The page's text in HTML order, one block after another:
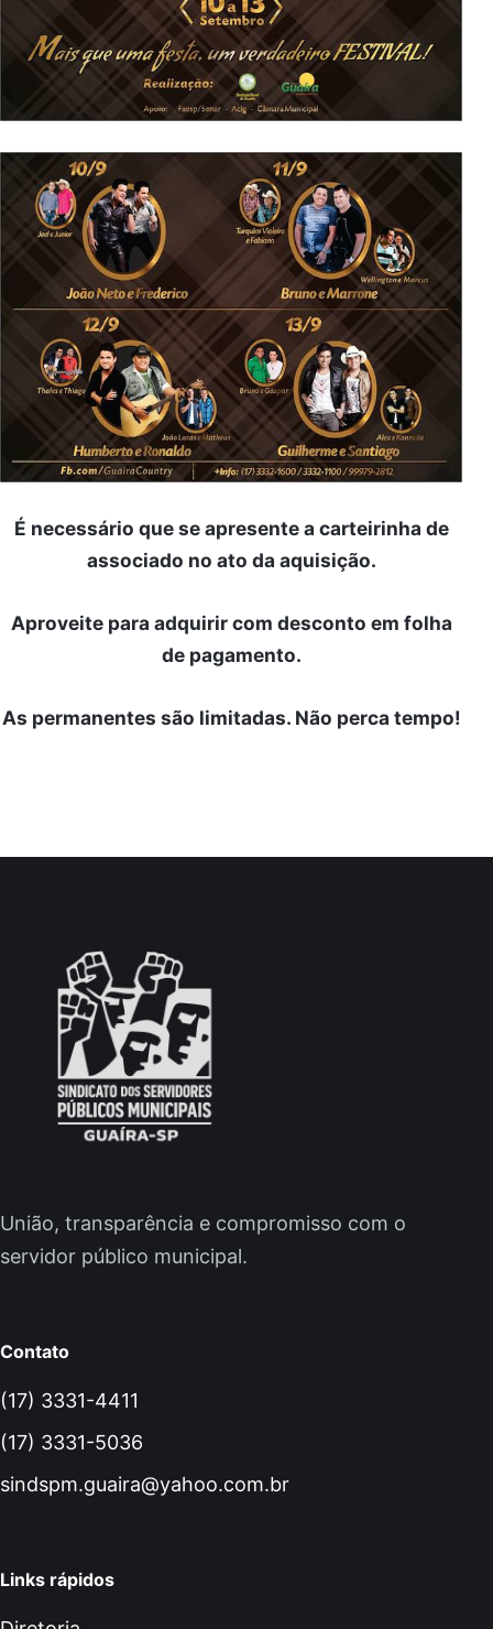
É necessário que se apresente a carteirinha de
associado no ato da aquisição.
Aproveite para adquirir com desconto em folha
de pagamento.
As permanentes são limitadas. Não perca tempo!
União, transparência e compromisso com o
servidor público municipal.
Contato
(17) 3331-4411
(17) 3331-5036
sindspm.guaira@yahoo.com.br
Links rápidos